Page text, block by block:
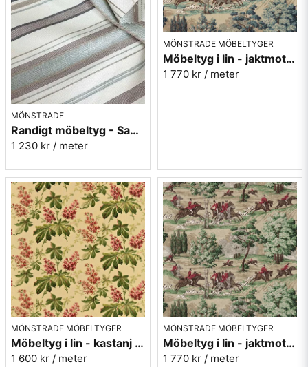
MÖNSTRADE
Randigt möbeltyg - Sanderson Dobby Stripe Mineral
1 230 kr / meter
MÖNSTRADE MÖBELTYGER
Möbeltyg i lin - jaktmotiv - Tally ho - teal/ruby
1 770 kr / meter
MÖNSTRADE MÖBELTYGER
Möbeltyg i lin - kastanj - Pavia - ruby/emerald
1 600 kr / meter
MÖNSTRADE MÖBELTYGER
Möbeltyg i lin - jaktmotiv - Tally ho - evergreen/crimson
1 770 kr / meter